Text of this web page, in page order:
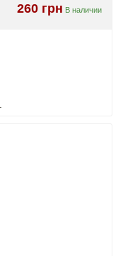
260 грн В наличии